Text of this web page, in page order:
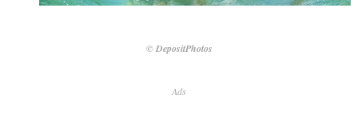
© DepositPhotos
Ads